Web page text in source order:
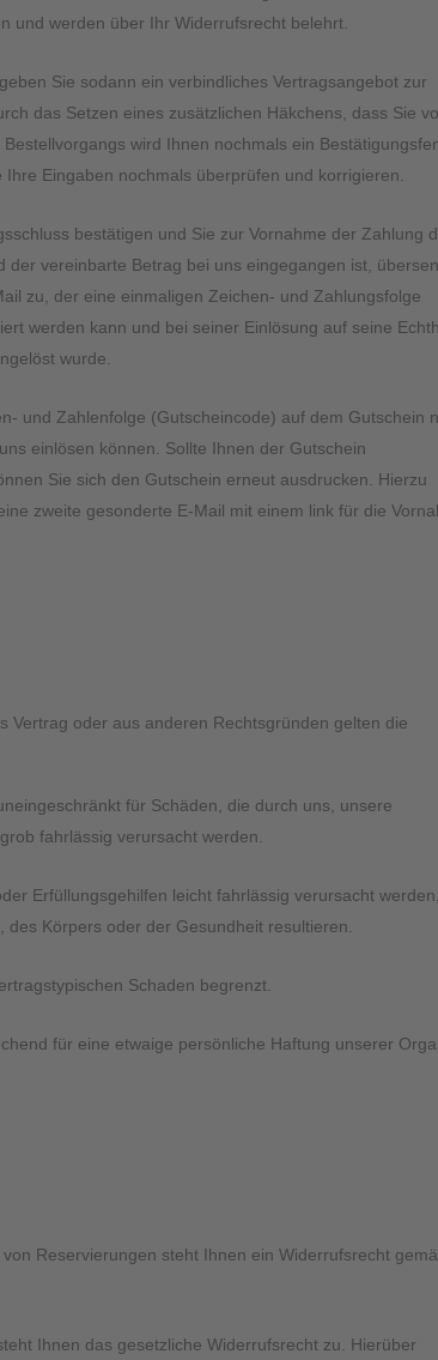
und werden über Ihr Widerrufsrecht belehrt.
Sie sodann ein verbindliches Vertragsangebot zur
das Setzen eines zusätzlichen Häkchens, dass Sie
wird Ihnen nochmals ein
Eingaben nochmals überprüfen und korrigieren.
bestätigen und Sie zur Vornahme der Zahlung
vereinbarte Betrag bei uns eingegangen ist,
zu, der eine einmaligen Zeichen- und Zahlungsfolge
werden kann und bei seiner Einlösung auf seine
wurde.
und Zahlenfolge (Gutscheincode) auf dem Gutschein
einlösen können. Sollte Ihnen der Gutschein
Sie sich den Gutschein erneut ausdrucken. Hierzu
zweite gesonderte E-Mail mit einem link für die
Vertrag oder aus anderen Rechtsgründen gelten die
für Schäden, die durch uns, unsere
fahrlässig verursacht werden.
Erfüllungsgehilfen leicht fahrlässig verursacht werden,
Körpers oder der Gesundheit resultieren.
Schaden begrenzt.
für eine etwaige persönliche Haftung unserer
Reservierungen steht Ihnen ein Widerrufsrecht
Ihnen das gesetzliche Widerrufsrecht zu. Hierüber